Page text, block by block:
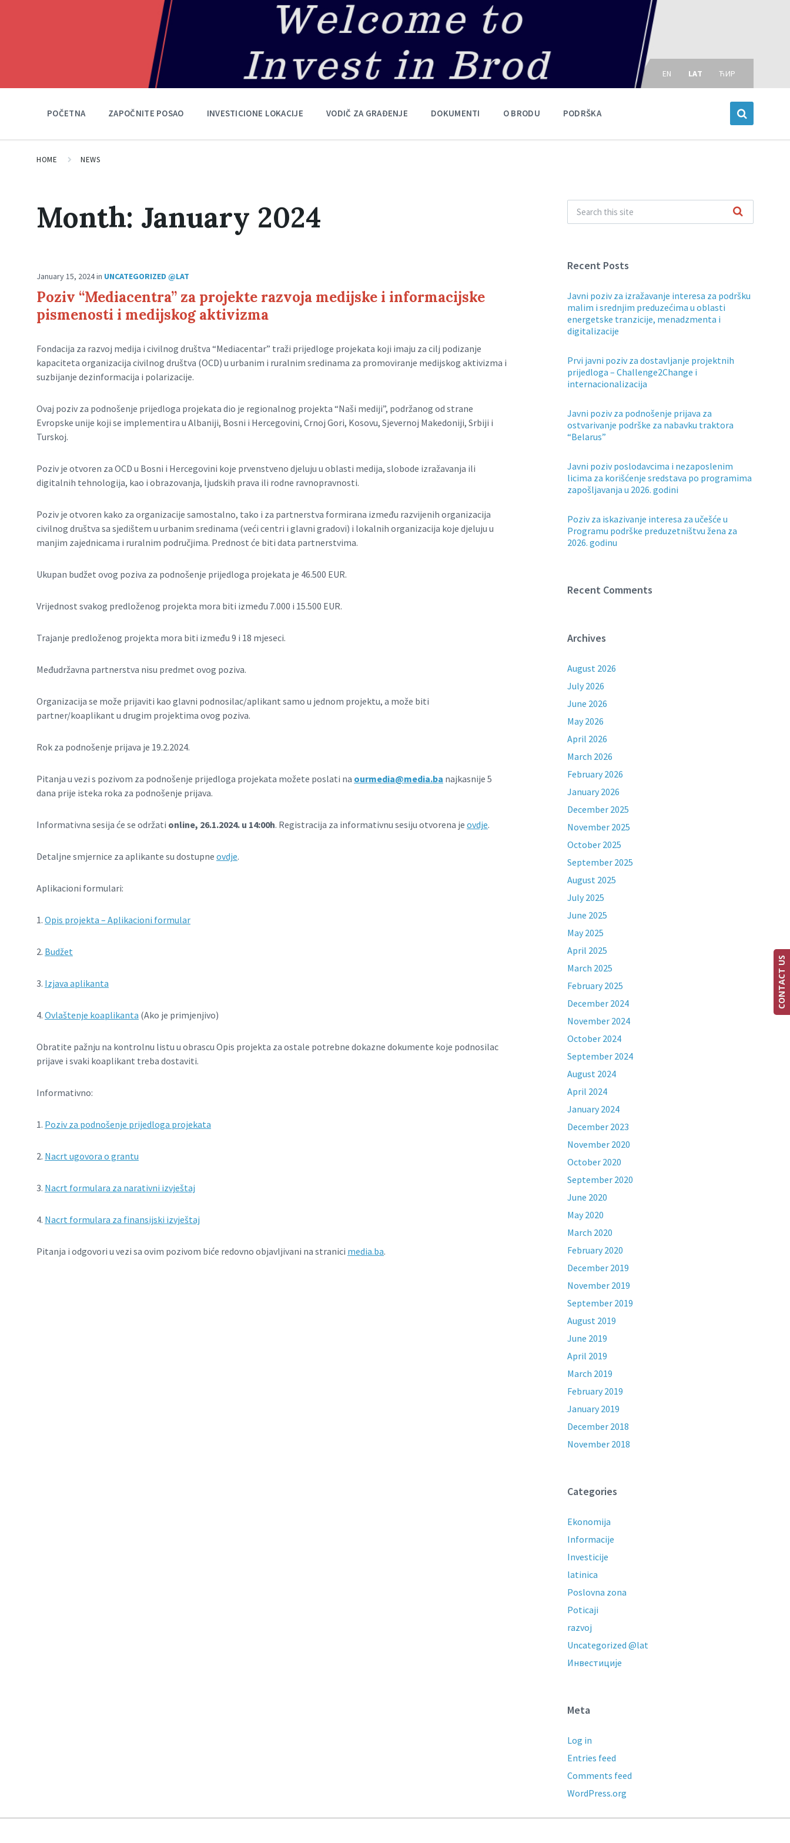
Choose
language:
EN LAT ЋИР
POČETNA ZAPOČNITE POSAO INVESTICIONE LOKACIJE VODIČ ZA GRAĐENJE DOKUMENTI O BRODU PODRŠKA
HOME NEWS
Month: January 2024
January 15, 2024in UNCATEGORIZED @LAT
Poziv “Mediacentra” za projekte razvoja medijske i informacijske
pismenosti i medijskog aktivizma
Fondacija za razvoj medija i civilnog društva “Mediacentar” traži prijedloge projekata koji imaju za cilj podizanje
kapaciteta organizacija civilnog društva (OCD) u urbanim i ruralnim sredinama za promoviranje medijskog aktivizma i
suzbijanje dezinformacija i polarizacije.
Ovaj poziv za podnošenje prijedloga projekata dio je regionalnog projekta “Naši mediji”, podržanog od strane
Evropske unije koji se implementira u Albaniji, Bosni i Hercegovini, Crnoj Gori, Kosovu, Sjevernoj Makedoniji, Srbiji i
Turskoj.
Poziv je otvoren za OCD u Bosni i Hercegovini koje prvenstveno djeluju u oblasti medija, slobode izražavanja ili
digitalnih tehnologija, kao i obrazovanja, ljudskih prava ili rodne ravnopravnosti.
Poziv je otvoren kako za organizacije samostalno, tako i za partnerstva formirana između razvijenih organizacija
civilnog društva sa sjedištem u urbanim sredinama (veći centri i glavni gradovi) i lokalnih organizacija koje djeluju u
manjim zajednicama i ruralnim područjima. Prednost će biti data partnerstvima.
Ukupan budžet ovog poziva za podnošenje prijedloga projekata je 46.500 EUR.
Vrijednost svakog predloženog projekta mora biti između 7.000 i 15.500 EUR.
Trajanje predloženog projekta mora biti između 9 i 18 mjeseci.
Međudržavna partnerstva nisu predmet ovog poziva.
Organizacija se može prijaviti kao glavni podnosilac/aplikant samo u jednom projektu, a može biti
partner/koaplikant u drugim projektima ovog poziva.
Rok za podnošenje prijava je 19.2.2024.
Pitanja u vezi s pozivom za podnošenje prijedloga projekata možete poslati na ourmedia@media.ba najkasnije 5
dana prije isteka roka za podnošenje prijava.
Informativna sesija će se održati online, 26.1.2024. u 14:00h. Registracija za informativnu sesiju otvorena je ovdje.
Detaljne smjernice za aplikante su dostupne ovdje.
Aplikacioni formulari:
1. Opis projekta – Aplikacioni formular
2. Budžet
3. Izjava aplikanta
4. Ovlaštenje koaplikanta (Ako je primjenjivo)
Obratite pažnju na kontrolnu listu u obrascu Opis projekta za ostale potrebne dokazne dokumente koje podnosilac
prijave i svaki koaplikant treba dostaviti.
Informativno:
1. Poziv za podnošenje prijedloga projekata
2. Nacrt ugovora o grantu
3. Nacrt formulara za narativni izvještaj
4. Nacrt formulara za finansijski izvještaj
Pitanja i odgovori u vezi sa ovim pozivom biće redovno objavljivani na stranici media.ba.
Recent Posts
Javni poziv za izražavanje interesa za podršku
malim i srednjim preduzećima u oblasti
energetske tranzicije, menadzmenta i
digitalizacije
Prvi javni poziv za dostavljanje projektnih
prijedloga – Challenge2Change i
internacionalizacija
Javni poziv za podnošenje prijava za
ostvarivanje podrške za nabavku traktora
“Belarus”
Javni poziv poslodavcima i nezaposlenim
licima za korišćenje sredstava po programima
zapošljavanja u 2026. godini
Poziv za iskazivanje interesa za učešće u
Programu podrške preduzetništvu žena za
2026. godinu
Recent Comments
Archives
August 2026
July 2026
June 2026
May 2026
April 2026
March 2026
February 2026
January 2026
December 2025
November 2025
October 2025
September 2025
August 2025
July 2025
June 2025
May 2025
April 2025
March 2025
February 2025
December 2024
November 2024
October 2024
September 2024
August 2024
April 2024
January 2024
December 2023
November 2020
October 2020
September 2020
June 2020
May 2020
March 2020
February 2020
December 2019
November 2019
September 2019
August 2019
June 2019
April 2019
March 2019
February 2019
January 2019
December 2018
November 2018
Categories
Ekonomija
Informacije
Investicije
latinica
Poslovna zona
Poticaji
razvoj
Uncategorized @lat
Инвестиције
Meta
Log in
Entries feed
Comments feed
WordPress.org
CONTACT US